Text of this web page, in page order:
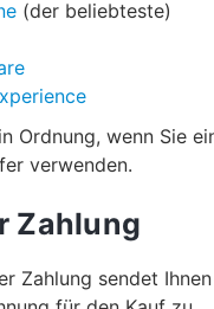
(der beliebteste)
Ordnung, wenn Sie
verwenden.
Zahlung
Zahlung sendet